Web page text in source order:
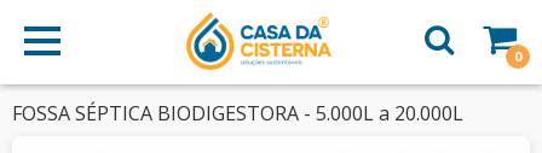
0
FOSSA SÉPTICA BIODIGESTORA - 5.000L a 20.000L